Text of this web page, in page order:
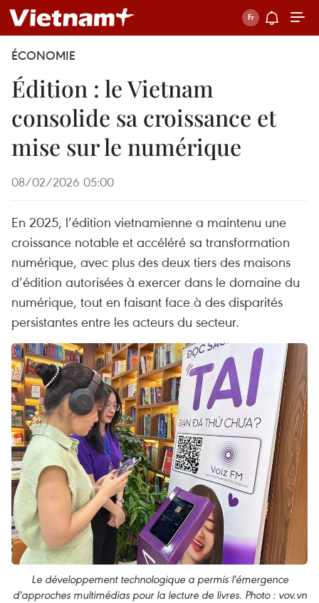
ÉCONOMIE
Édition : le Vietnam
consolide sa croissance et
mise sur le numérique
08/02/2026 05:00
En 2025, l’édition vietnamienne a maintenu une
croissance notable et accéléré sa transformation
numérique, avec plus des deux tiers des maisons
d’édition autorisées à exercer dans le domaine du
numérique, tout en faisant face à des disparités
persistantes entre les acteurs du secteur.
Le développement technologique a permis l'émergence
d'approches multimédias pour la lecture de livres. Photo : vov.vn